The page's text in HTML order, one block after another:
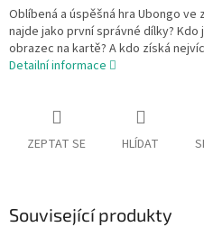
Oblíbená a úspěšná hra Ubongo
najde jako první správné dílky?
obrazec na kartě? A kdo získá
Detailní informace
ZEPTAT SE HLÍDAT
Související produkty